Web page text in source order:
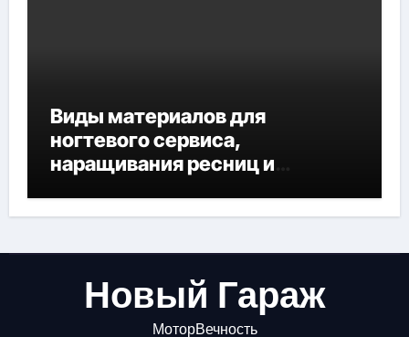
Виды материалов для
ногтевого сервиса,
наращивания ресниц и
Новый Гараж
МоторВечность